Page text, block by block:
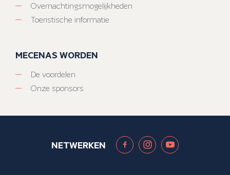
Overnachtingsmogelijkheden
Toeristische informatie
MECENAS WORDEN
De voordelen
Onze sponsors
NETWERKEN